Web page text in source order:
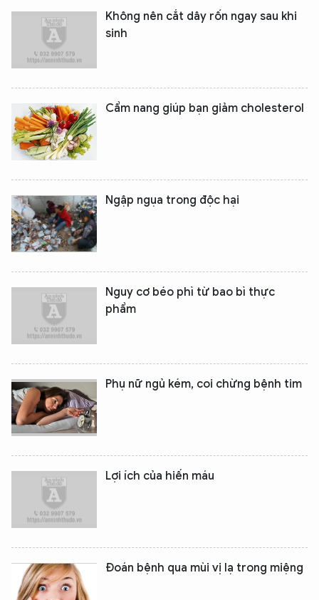
Không nên cắt dây rốn ngay sau khi
sinh
Cẩm nang giúp bạn giảm cholesterol
Ngập ngụa trong độc hại
Nguy cơ béo phì từ bao bì thực
phẩm
Phụ nữ ngủ kém, coi chừng bệnh tim
Lợi ích của hiến máu
Đoán bệnh qua mùi vị lạ trong miệng